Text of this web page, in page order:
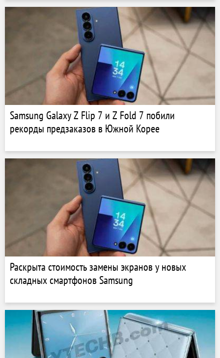
Samsung Galaxy Z Flip 7 и Z Fold 7 побили
рекорды предзаказов в Южной Корее
Раскрыта стоимость замены экранов у новых
складных смартфонов Samsung